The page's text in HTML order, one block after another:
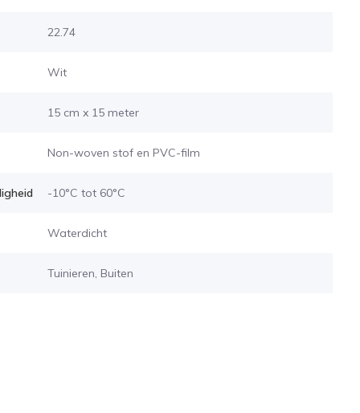
22.74
Wit
15 cm x 15 meter
Non-woven stof en PVC-film
-10°C tot 60°C
Waterdicht
Tuinieren, Buiten